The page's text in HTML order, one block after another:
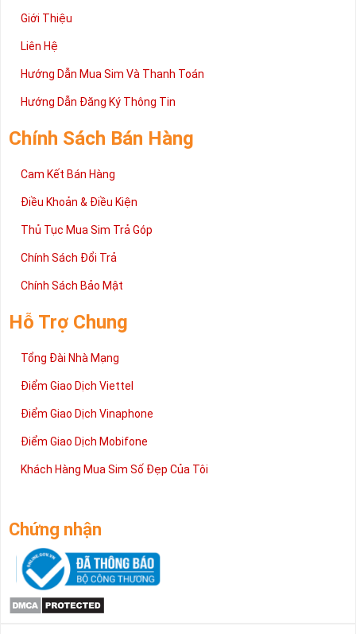
Giới Thiệu
Liên Hệ
Hướng Dẫn Mua Sim Và Thanh Toán
Hướng Dẫn Đăng Ký Thông Tin
Chính Sách Bán Hàng
Cam Kết Bán Hàng
Điều Khoản & Điều Kiện
Thủ Tục Mua Sim Trả Góp
Chính Sách Đổi Trả
Chính Sách Bảo Mật
Hỗ Trợ Chung
Tổng Đài Nhà Mạng
Điểm Giao Dịch Viettel
Điểm Giao Dịch Vinaphone
Điểm Giao Dịch Mobifone
Khách Hàng Mua Sim Số Đẹp Của Tôi
Chứng nhận